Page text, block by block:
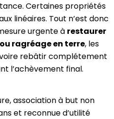
Certaines propriétés
linéaires. Tout n’est donc
urgente à restaurer
ragréage en terre, les
rebâtir complétement
l’achèvement final.
association à but non
et reconnue d’utilité